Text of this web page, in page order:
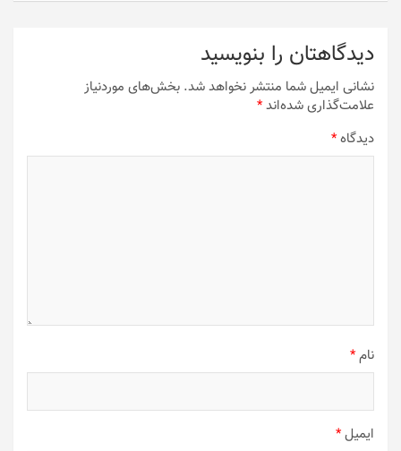
دیدگاهتان را بنویسید
نشانی ایمیل شما منتشر نخواهد شد. بخش‌های موردنیاز
علامت‌گذاری شده‌اند*
دیدگاه*
نام*
ایمیل*